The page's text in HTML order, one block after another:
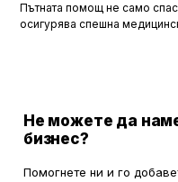
Пътната помощ не само
осигурява спешна
Не можете да
бизнес?
Помогнете ни и го